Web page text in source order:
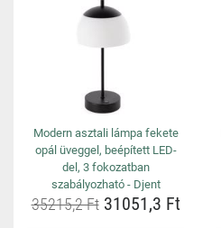
Modern asztali lámpa fekete
opál üveggel, beépített LED-
del, 3 fokozatban
szabályozható - Djent
35215,2 Ft31051,3 Ft